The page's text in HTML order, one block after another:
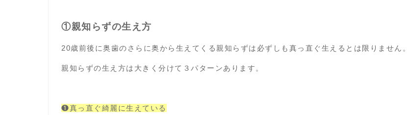
①親知らずの生え方
20歳前後に奥歯のさらに奥から生えてくる親知らずは必ずしも真っ直ぐ生えるとは限りません。
親知らずの生え方は大きく分けて３パターンあります。
❶真っ直ぐ綺麗に生えている